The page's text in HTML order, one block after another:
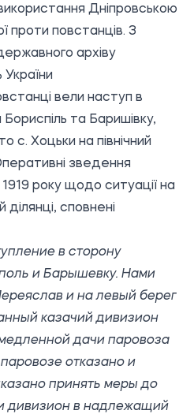
Дніпровською
проти повстанців. З
архіву
вели наступ в
та Баришівку,
с. Хоцьки на північний
зведення
1919 року щодо ситуації на
ділянці, сповнені
в сторону
и Барышевку. Нами
и на левый берег
казачий дивизион
дачи паровоза
отказано и
принять меры до
дивизион в надлежащий